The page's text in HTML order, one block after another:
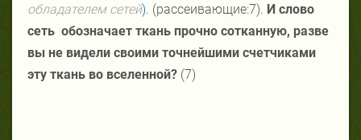
обладателем сетей). (рассеивающие:7). И слово
сеть обозначает ткань прочно сотканную, разве
вы не видели своими точнейшими счетчиками
эту ткань во вселенной? (7)